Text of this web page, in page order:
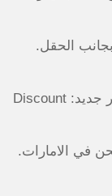
الخطوة 8: تطبيق الخصم اضغط زر Apply بجانب الحقل.
الخطوة 9: التحقق من الخصم سيظهر سطر جديد: Discount
في الامارات.